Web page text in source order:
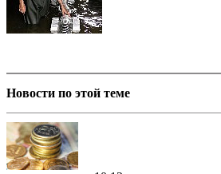
Новости по этой теме